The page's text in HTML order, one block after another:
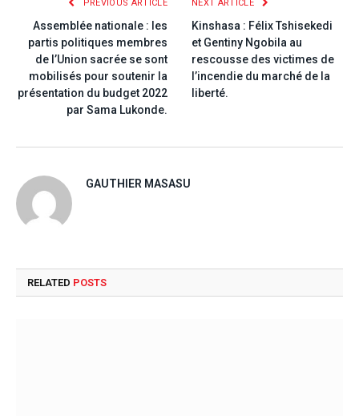
PREVIOUS ARTICLE
Assemblée nationale : les
partis politiques membres
de l’Union sacrée se sont
mobilisés pour soutenir la
présentation du budget 2022
par Sama Lukonde.
NEXT ARTICLE
Kinshasa : Félix Tshisekedi
et Gentiny Ngobila au
rescousse des victimes de
l’incendie du marché de la
liberté.
GAUTHIER MASASU
RELATED POSTS